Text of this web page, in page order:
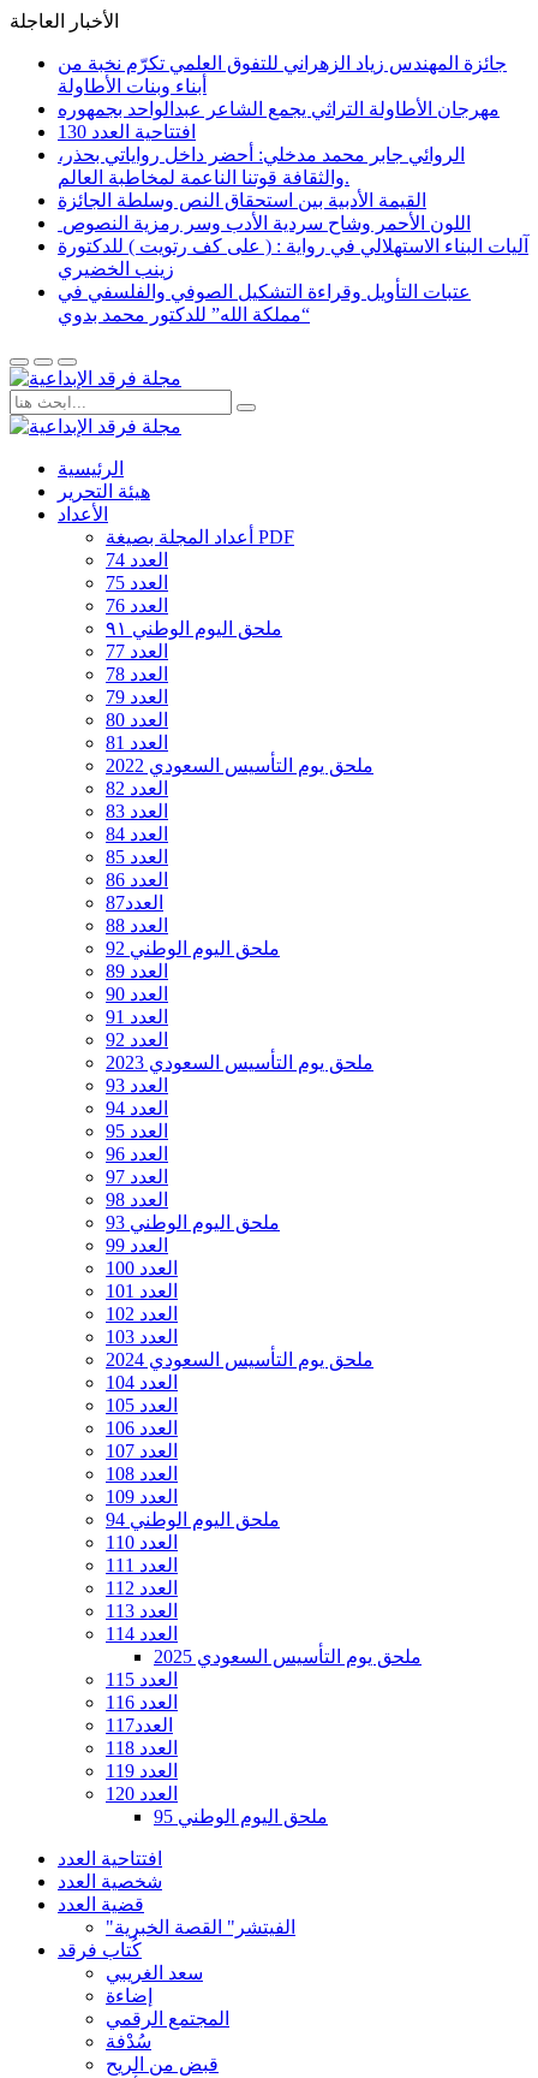
الأخبار العاجلة
جائزة المهندس زياد الزهراني للتفوق العلمي تكرّم نخبة من
أبناء وبنات الأطاولة
مهرجان الأطاولة التراثي يجمع الشاعر عبدالواحد بجمهوره
افتتاحية العدد 130
الروائي جابر محمد مدخلي: أحضر داخل رواياتي بحذر،
والثقافة قوتنا الناعمة لمخاطبة العالم.
القيمة الأدبية بين استحقاق النص وسلطة الجائزة
​ اللون الأحمر وشاح سردية الأدب وسر رمزية النصوص
آليات البناء الاستهلالي في رواية : ( على كف رتويت ) للدكتورة
زينب الخضيري
عتبات التأويل وقراءة التشكيل الصوفي والفلسفي في
“مملكة الله” للدكتور محمد بدوي
الرئيسية
هيئة التحرير
الأعداد
أعداد المجلة بصيغة PDF
العدد 74
العدد 75
العدد 76
ملحق اليوم الوطني ٩١
العدد 77
العدد 78
العدد 79
العدد 80
العدد 81
ملحق يوم التأسيس السعودي 2022
العدد 82
العدد 83
العدد 84
العدد 85
العدد 86
العدد87
العدد 88
ملحق اليوم الوطني 92
العدد 89
العدد 90
العدد 91
العدد 92
ملحق يوم التأسيس السعودي 2023
العدد 93
العدد 94
العدد 95
العدد 96
العدد 97
العدد 98
ملحق اليوم الوطني 93
العدد 99
العدد 100
العدد 101
العدد 102
العدد 103
ملحق يوم التأسيس السعودي 2024
العدد 104
العدد 105
العدد 106
العدد 107
العدد 108
العدد 109
ملحق اليوم الوطني 94
العدد 110
العدد 111
العدد 112
العدد 113
العدد 114
ملحق يوم التأسيس السعودي 2025
العدد 115
العدد 116
العدد117
العدد 118
العدد 119
العدد 120
ملحق اليوم الوطني 95
افتتاحية العدد
شخصية العدد
قضية العدد
"الفيتشر" القصة الخبرية
كُتاب فرقد
سعد الغريبي
إضاءة
المجتمع الرقمي
سُدْفة
قبض من الريح